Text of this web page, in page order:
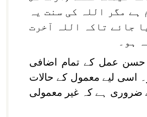
مگر اللہ کی سنت یہ
جائے تاکہ اللہ آخرت
ہو۔
حسن عمل کے تمام اضافی
اسی لیے معمول کے حالات
ضروری ہے کہ غیر معمولی